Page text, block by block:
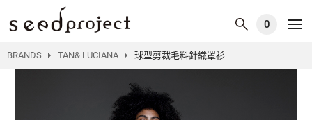
0
BRANDS TAN& LUCIANA 球型剪裁毛料針織罩衫